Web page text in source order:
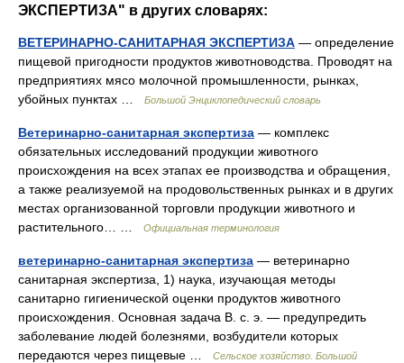
ЭКСПЕРТИЗА" в других словарях:
ВЕТЕРИНАРНО-САНИТАРНАЯ ЭКСПЕРТИЗА — определение
пищевой пригодности продуктов животноводства. Проводят на
предприятиях мясо молочной промышленности, рынках,
убойных пунктах …
Большой Энциклопедический словарь
Ветеринарно-санитарная экспертиза — комплекс
обязательных исследований продукции животного
происхождения на всех этапах ее производства и обращения,
а также реализуемой на продовольственных рынках и в других
местах организованной торговли продукции животного и
растительного… …
Официальная терминология
ветеринарно-санитарная экспертиза — ветеринарно
санитарная экспертиза, 1) наука, изучающая методы
санитарно гигиенической оценки продуктов животного
происхождения. Основная задача В. с. э. — предупредить
заболевание людей болезнями, возбудители которых
передаются через пищевые …
Сельское хозяйство. Большой